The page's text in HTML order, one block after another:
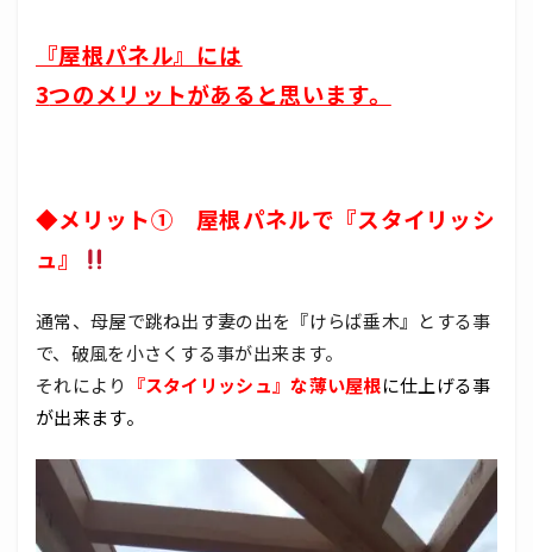
『屋根パネル』には
3つのメリットがあると思います。
◆メリット① 屋根パネルで『スタイリッシ
ュ』
通常、母屋で跳ね出す妻の出を『けらば垂木』とする事
で、破風を小さくする事が出来ます。
それにより
『スタイリッシュ』な薄い屋根に仕上げる事
が出来ます。